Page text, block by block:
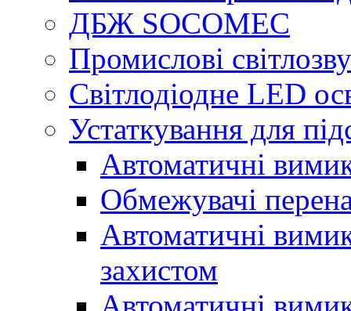
ДБЖ SOCOMEC
Промислові
Світлодіодне LED
Устаткування для
Автоматичні
Обмежувачі
Автоматичні
захистом